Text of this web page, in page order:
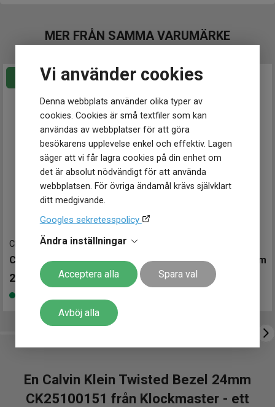
Vi använder cookies
Denna webbplats använder olika typer av
cookies. Cookies är små textfiler som kan
användas av webbplatser för att göra
besökarens upplevelse enkel och effektiv. Lagen
säger att vi får lagra cookies på din enhet om
det är absolut nödvändigt för att använda
webbplatsen. För övriga ändamål krävs självklart
ditt medgivande.
Googles sekretesspolicy
Ändra inställningar
Acceptera alla Spara val
Avböj alla
Boett material
Rostfritt stål
Färg på boett
Silver
Armband material
Mesh
Armband färg
Silver
Urverk
Urverk Quartz (batteri)
Storlek
Tjocklek
7 mm
Vattentät
Nej
Vattenskydd
3 ATM / 30 m
Glas material
Mineral
MER FRÅN SAMMA VARUMÄRKE
CK25100152- 24 mm
Calvin Klein Twisted Bezel 24mm
2 190 kr
Finns i lager
Calvin Klein Pulse 21.5mm
1 990 kr
En Calvin Klein Twisted Bezel 24mm
CK25100151 från Klockmaster - ett